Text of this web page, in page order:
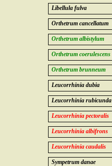
Libellula fulva
Orthetrum cancellatum
Orthetrum albistylum
Orthetrum coerulescens
Orthetrum brunneum
Leucorrhinia dubia
Leucorrhinia rubicunda
Leucorrhinia pectoralis
Leucorrhinia albifrons
Leucorrhinia caudalis
Sympetrum danae